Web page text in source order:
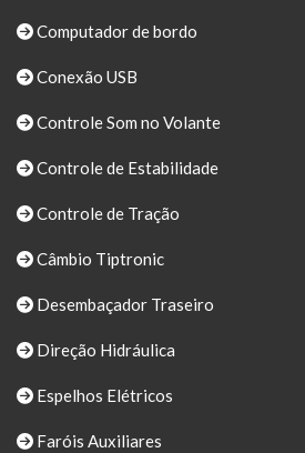
Computador de bordo
Conexão USB
Controle Som no Volante
Controle de Estabilidade
Controle de Tração
Câmbio Tiptronic
Desembaçador Traseiro
Direção Hidráulica
Espelhos Elétricos
Faróis Auxiliares